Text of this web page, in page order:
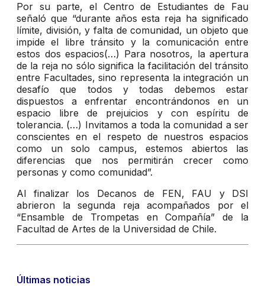
Por su parte, el Centro de Estudiantes de Fau
señaló que “durante años esta reja ha significado
límite, división, y falta de comunidad, un objeto que
impide el libre tránsito y la comunicación entre
estos dos espacios(…) Para nosotros, la apertura
de la reja no sólo significa la facilitación del tránsito
entre Facultades, sino representa la integración un
desafío que todos y todas debemos estar
dispuestos a enfrentar encontrándonos en un
espacio libre de prejuicios y con espíritu de
tolerancia. (…) Invitamos a toda la comunidad a ser
conscientes en el respeto de nuestros espacios
como un solo campus, estemos abiertos las
diferencias que nos permitirán crecer como
personas y como comunidad”.
Al finalizar los Decanos de FEN, FAU y DSI
abrieron la segunda reja acompañados por el
“Ensamble de Trompetas en Compañía” de la
Facultad de Artes de la Universidad de Chile.
Últimas noticias